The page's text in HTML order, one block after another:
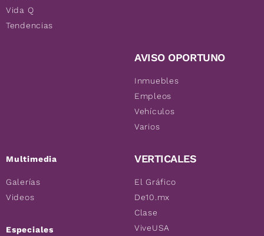
Vida Q
Tendencias
Multimedia
Galerías
Videos
Especiales
AVISO OPORTUNO
Inmuebles
Empleos
Vehículos
Varios
VERTICALES
El Gráfico
De10.mx
Clase
ViveUSA